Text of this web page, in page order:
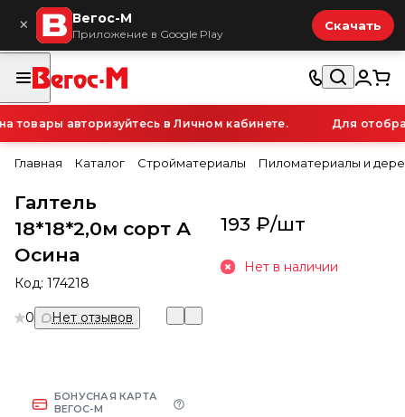
× Вегос-М
Приложение в Google Play
Скачать
авторизуйтесь в Личном кабинете. Для
Главная Каталог Стройматериалы Пиломатериалы и
Галтель
18*18*2,0м сорт А
Осина
Код: 174218
0 Нет отзывов
БОНУСНАЯ КАРТА
ВЕГОС-М
193 ₽/шт
Нет в наличии